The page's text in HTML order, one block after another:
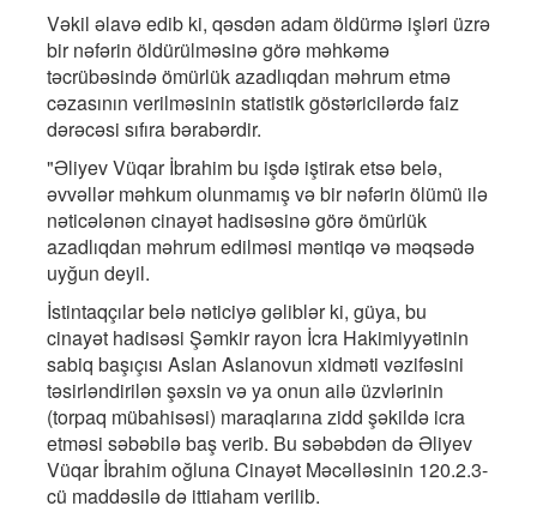
Vəkil əlavə edib ki, qəsdən adam öldürmə işləri üzrə
bir nəfərin öldürülməsinə görə məhkəmə
təcrübəsində ömürlük azadlıqdan məhrum etmə
cəzasının verilməsinin statistik göstəricilərdə faiz
dərəcəsi sıfıra bərabərdir.
"Əliyev Vüqar İbrahim bu işdə iştirak etsə belə,
əvvəllər məhkum olunmamış və bir nəfərin ölümü ilə
nəticələnən cinayət hadisəsinə görə ömürlük
azadlıqdan məhrum edilməsi məntiqə və məqsədə
uyğun deyil.
İstintaqçılar belə nəticiyə gəliblər ki, güya, bu
cinayət hadisəsi Şəmkir rayon İcra Hakimiyyətinin
sabiq başıçısı Aslan Aslanovun xidməti vəzifəsini
təsirləndirilən şəxsin və ya onun ailə üzvlərinin
(torpaq mübahisəsi) maraqlarına zidd şəkildə icra
etməsi səbəbilə baş verib. Bu səbəbdən də Əliyev
Vüqar İbrahim oğluna Cinayət Məcəlləsinin 120.2.3-
cü maddəsilə də ittiaham verilib.